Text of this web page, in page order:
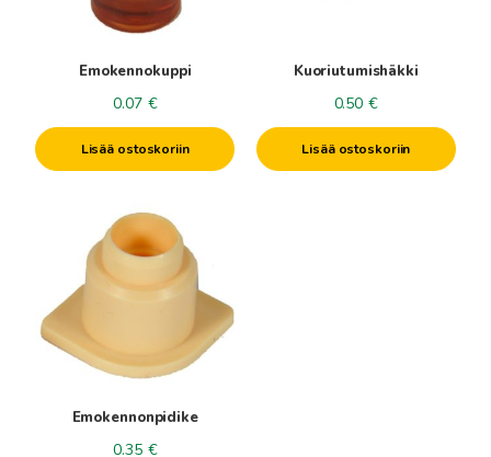
Emokennokuppi
0.07 €
Lisää ostoskoriin
Kuoriutumishäkki
0.50 €
Lisää ostoskoriin
Emokennonpidike
0.35 €